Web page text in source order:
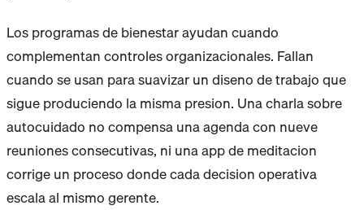
Los programas de bienestar ayudan cuando
complementan controles organizacionales. Fallan
cuando se usan para suavizar un diseno de trabajo que
sigue produciendo la misma presion. Una charla sobre
autocuidado no compensa una agenda con nueve
reuniones consecutivas, ni una app de meditacion
corrige un proceso donde cada decision operativa
escala al mismo gerente.